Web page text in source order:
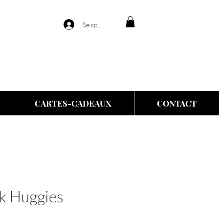
Se connecter
CARTES-CADEAUX CONTACT
Huggies